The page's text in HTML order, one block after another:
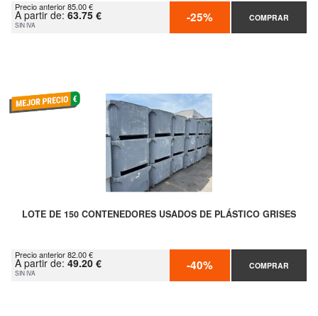
Precio anterior 85.00 €
A partir de: 63.75 €
SIN IVA -25% COMPRAR
LOTE DE 150 CONTENEDORES USADOS DE PLÁSTICO GRISES
Precio anterior 82.00 €
A partir de: 49.20 €
SIN IVA -40% COMPRAR